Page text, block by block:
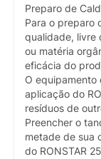
Preparo de
Para o preparo
qualidade, livre
ou matéria
eficácia do
O equipamento
aplicação do
resíduos de
Preencher o
metade de sua
do RONSTAR